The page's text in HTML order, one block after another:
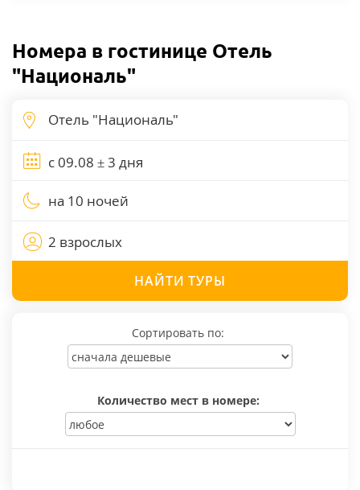
Номера в гостинице Отель
"Националь"
на 10 ночей
2 взрослых
НАЙТИ ТУРЫ
Сортировать по:
Количество мест в номере: